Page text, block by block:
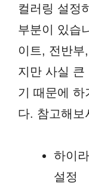
컬러링 설정
부분이 있습
이트, 전반부
지만 사실 큰
기 때문에 하
다. 참고해보
하이
설정